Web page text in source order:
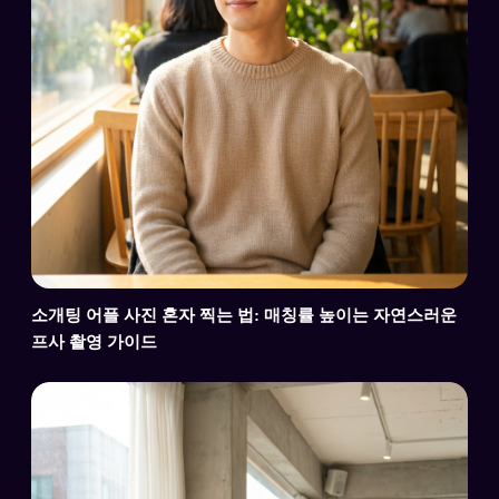
소개팅 어플 사진 혼자 찍는 법: 매칭률 높이는 자연스러운
프사 촬영 가이드